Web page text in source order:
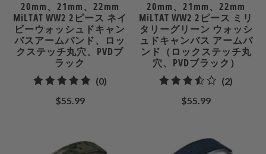
20mm、21mm、22mm
MiLTAT WW2 2ピース ネイ
ビーウォッシュドキャン
バスアームバンド、ロッ
クステッチ丸穴、PVDブ
ラック
(0)0
$55.99
20mm、21mm、22mm
MiLTAT WW2 2ピース ミリ
タリーグリーン ウォッシ
ュドキャンバス アームバ
ンド（ロックステッチ丸
穴、PVDブラック）
(2)
$55.99